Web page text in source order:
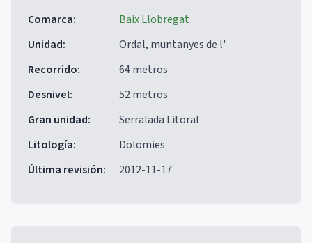
Comarca:
Baix Llobregat
Unidad:
Ordal, muntanyes de l'
Recorrido:
64 metros
Desnivel:
52 metros
Gran unidad:
Serralada Litoral
Litología:
Dolomies
Última revisión: 2012-11-17